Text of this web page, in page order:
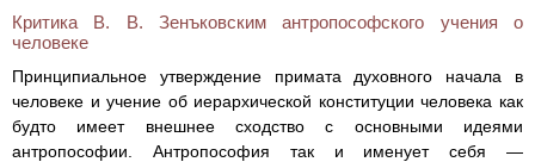
Критика В. В. Зенъковским антропософского учения о
человеке
Принципиальное утверждение примата духовного начала в
человеке и учение об иерархической конституции человека как
будто имеет внешнее сходство с основными идеями
антропософии. Антропософия так и именует себя —